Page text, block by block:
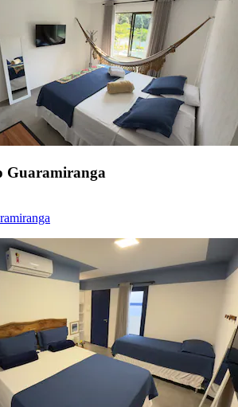
Guaramiranga